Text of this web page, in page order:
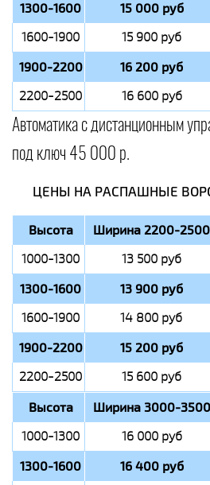
1300-1600 15 000 руб
1600-1900 15 900 руб
1900-2200 16 200 руб
2200-2500 16 600 руб
Автоматика с дистанционным
под ключ 45 000 р.
ЦЕНЫ НА РАСПАШНЫЕ
Высота Ширина 2200-2500
1000-1300 13 500 руб
1300-1600 13 900 руб
1600-1900 14 800 руб
1900-2200 15 200 руб
2200-2500 15 600 руб
Высота Ширина 3000-3500
1000-1300 16 000 руб
1300-1600 16 400 руб